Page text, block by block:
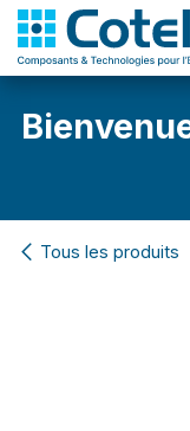
Tous les produits